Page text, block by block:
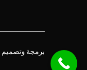
برمجة وتصميم